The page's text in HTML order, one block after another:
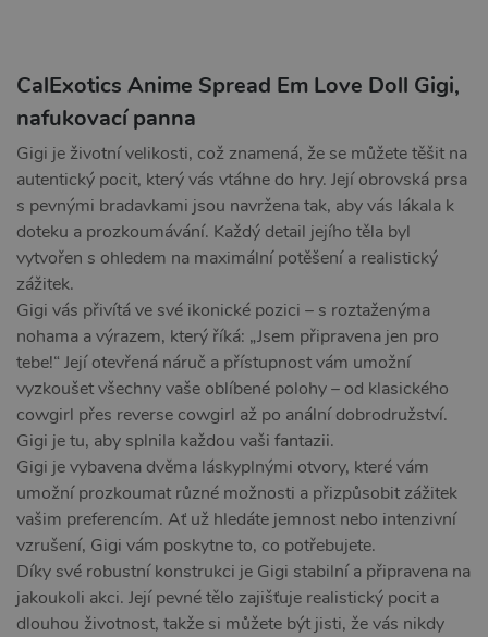
CalExotics Anime Spread Em Love Doll Gigi,
nafukovací panna
Gigi je životní velikosti, což znamená, že se můžete těšit na
autentický pocit, který vás vtáhne do hry. Její obrovská prsa
s pevnými bradavkami jsou navržena tak, aby vás lákala k
doteku a prozkoumávání. Každý detail jejího těla byl
vytvořen s ohledem na maximální potěšení a realistický
zážitek.
Gigi vás přivítá ve své ikonické pozici – s roztaženýma
nohama a výrazem, který říká: „Jsem připravena jen pro
tebe!“ Její otevřená náruč a přístupnost vám umožní
vyzkoušet všechny vaše oblíbené polohy – od klasického
cowgirl přes reverse cowgirl až po anální dobrodružství.
Gigi je tu, aby splnila každou vaši fantazii.
Gigi je vybavena dvěma láskyplnými otvory, které vám
umožní prozkoumat různé možnosti a přizpůsobit zážitek
vašim preferencím. Ať už hledáte jemnost nebo intenzivní
vzrušení, Gigi vám poskytne to, co potřebujete.
Díky své robustní konstrukci je Gigi stabilní a připravena na
jakoukoli akci. Její pevné tělo zajišťuje realistický pocit a
dlouhou životnost, takže si můžete být jisti, že vás nikdy